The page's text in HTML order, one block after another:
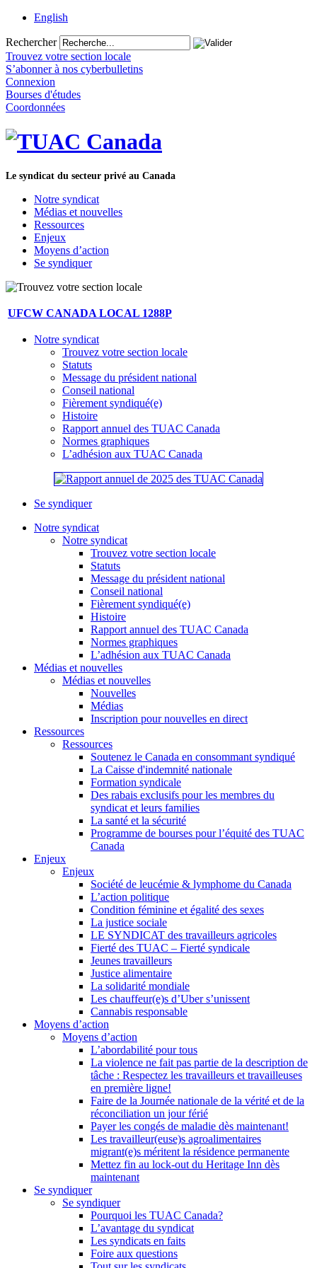
English
Rechercher
Trouvez votre section locale
S’abonner à nos cyberbulletins
Connexion
Bourses d'études
Coordonnées
Le syndicat du secteur privé au Canada
Notre syndicat
Médias et nouvelles
Ressources
Enjeux
Moyens d’action
Se syndiquer
UFCW CANADA LOCAL 1288P
Notre syndicat
Trouvez votre section locale
Statuts
Message du président national
Conseil national
Fièrement syndiqué(e)
Histoire
Rapport annuel des TUAC Canada
Normes graphiques
L’adhésion aux TUAC Canada
Se syndiquer
Notre syndicat
Notre syndicat
Trouvez votre section locale
Statuts
Message du président national
Conseil national
Fièrement syndiqué(e)
Histoire
Rapport annuel des TUAC Canada
Normes graphiques
L’adhésion aux TUAC Canada
Médias et nouvelles
Médias et nouvelles
Nouvelles
Médias
Inscription pour nouvelles en direct
Ressources
Ressources
Soutenez le Canada en consommant syndiqué
La Caisse d'indemnité nationale
Formation syndicale
Des rabais exclusifs pour les membres du
syndicat et leurs families
La santé et la sécurité
Programme de bourses pour l’équité des TUAC
Canada
Enjeux
Enjeux
Société de leucémie & lymphome du Canada
L’action politique
Condition féminine et égalité des sexes
La justice sociale
LE SYNDICAT des travailleurs agricoles
Fierté des TUAC – Fierté syndicale
Jeunes travailleurs
Justice alimentaire
La solidarité mondiale
Les chauffeur(e)s d’Uber s’unissent
Cannabis responsable
Moyens d’action
Moyens d’action
L’abordabilité pour tous
La violence ne fait pas partie de la description de
tâche : Respectez les travailleurs et travailleuses
en première ligne!
Faire de la Journée nationale de la vérité et de la
réconciliation un jour férié
Payer les congés de maladie dès maintenant!
Les travailleur(euse)s agroalimentaires
migrant(e)s méritent la résidence permanente
Mettez fin au lock-out du Heritage Inn dès
maintenant
Se syndiquer
Se syndiquer
Pourquoi les TUAC Canada?
L’avantage du syndicat
Les syndicats en faits
Foire aux questions